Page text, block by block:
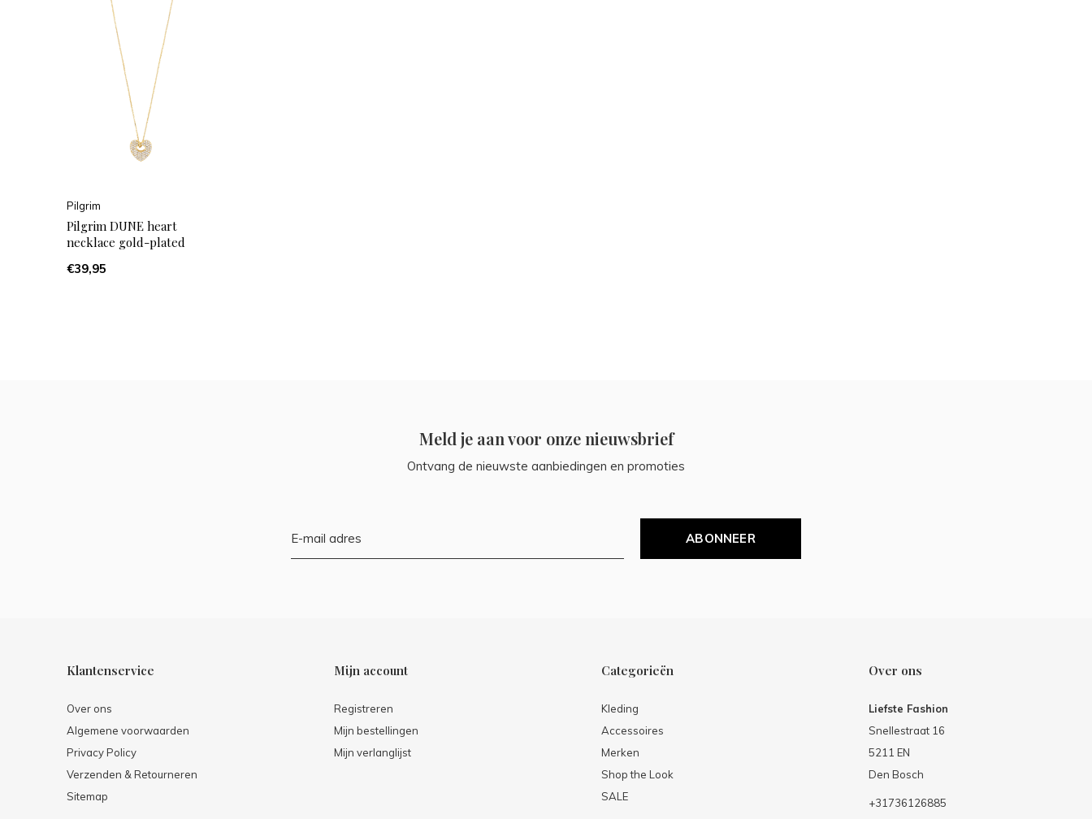
Pilgrim
Pilgrim DUNE heart
necklace gold-plated
€39,95
Meld je aan voor onze nieuwsbrief
Ontvang de nieuwste aanbiedingen en promoties
ABONNEER
Klantenservice
Over ons
Algemene voorwaarden
Privacy Policy
Verzenden & Retourneren
Sitemap
Mijn account
Registreren
Mijn bestellingen
Mijn verlanglijst
Categorieën
Kleding
Accessoires
Merken
Shop the Look
SALE
Over ons
Liefste Fashion
Snellestraat 16
5211 EN
Den Bosch
+31736126885